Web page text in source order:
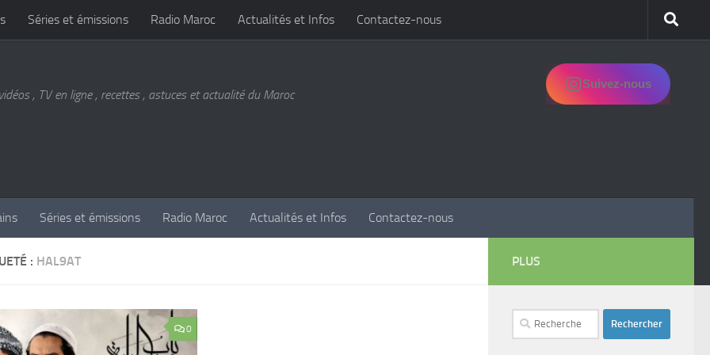
Séries et émissions Radio Maroc Actualités et Infos Contactez-nous
, TV en ligne , recettes , astuces et actualité du Maroc
Suivez-nous
Séries et émissions Radio Maroc Actualités et Infos Contactez-nous
: HAL9AT
0
PLUS
Rechercher :